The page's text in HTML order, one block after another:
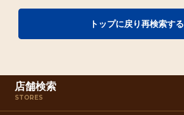
トップに戻り再検索する
店舗検索
STORES